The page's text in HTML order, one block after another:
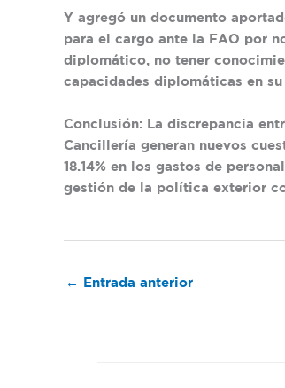
Y agregó un documento
para el cargo ante la FAO por
diplomático, no tener
capacidades diplomáticas en
Conclusión: La discrepancia
Cancillería generan nuevos
18.14% en los gastos de
gestión de la política exterior
← Entrada anterior